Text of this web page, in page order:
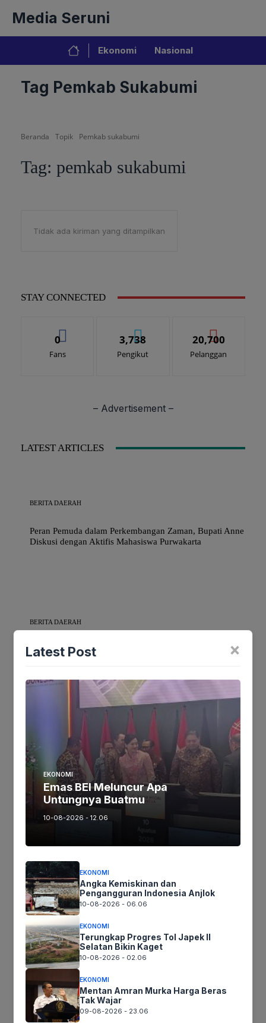
isi
Media Seruni
Ekonomi Nasional
Tag Pemkab Sukabumi
Beranda Topik Pemkab sukabumi
Tag: pemkab sukabumi
Tidak ada kiriman yang ditampilkan
STAY CONNECTED
0
Fans
3,738
Pengikut
20,700
Pelanggan
– Advertisement –
LATEST ARTICLES
BERITA DAERAH
Peran Pemuda dalam Perkembangan Zaman, Bupati Anne
Diskusi dengan Aktifis Mahasiswa Purwakarta
BERITA DAERAH
Bhabinkamtibmas Polsek Astanaanyar Monitoring
BERITA DAERAH
Pensiunan Dispenda Jabar Tenggelam di Irigasi KW 6,
Korban Terpental Setelah Motornya Tersandung Batu
HUKRIM
Tabrakan Hebat di Jalan Raya Siliwangi, Diduga
Mengalami Pusing Supir Honda City Tabrak Angkot
BERITA DAERAH
Peringati Hari Hak Konsumen Sedunia, PLN UPT
Karawang Perkuat Program Customer Branding
×
Latest Post
EKONOMI
Emas BEI Meluncur Apa
Untungnya Buatmu
10-08-2026 - 12.06
EKONOMI
Angka Kemiskinan dan
Pengangguran Indonesia Anjlok
10-08-2026 - 06.06
EKONOMI
Terungkap Progres Tol Japek II
Selatan Bikin Kaget
10-08-2026 - 02.06
EKONOMI
Mentan Amran Murka Harga Beras
Tak Wajar
09-08-2026 - 23.06